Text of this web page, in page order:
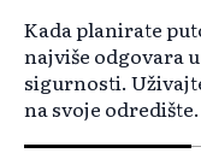
Kada planirate
najviše odgovara
sigurnosti.
na svoje odredište.